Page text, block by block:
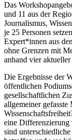
Das
und 11 aus der
Journalismus,
je 25 Personen
Expert*innen aus
ohne Grenzen mit
anhand vier
Die Ergebnisse der
öffentlichen
gesellschaftlichen
allgemeiner gefasste
eine Differenzierung
sind